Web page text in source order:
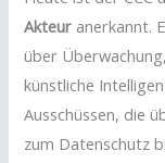
Akteur anerkannt.
über
künstliche
Ausschüssen, die
zum Datenschutz